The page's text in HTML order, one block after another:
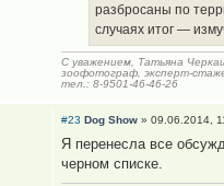
разбросаны по
случаях итог —
С уважением, Татьяна
зоофотограф, эксперт-
тел.: 8-9501-46-46-26
#23 Dog Show » 09.06.2014,
Я перенесла все
черном списке.